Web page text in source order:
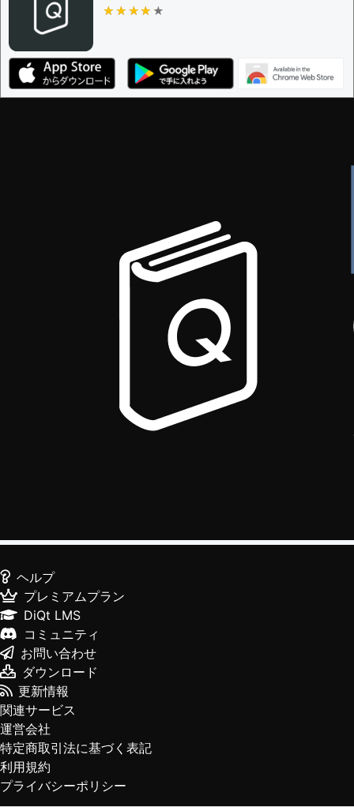
★★★★★
★★★★★
ヘルプ
プレミアムプラン
DiQt LMS
コミュニティ
お問い合わせ
ダウンロード
更新情報
関連サービス
運営会社
特定商取引法に基づく表記
利用規約
プライバシーポリシー